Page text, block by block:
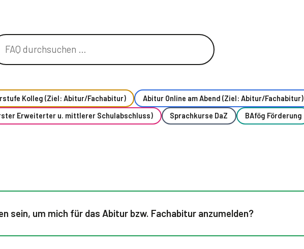
Kolleg (Ziel: Abitur/Fachabitur) Abitur Online am Abend (Ziel: Abitur/Fachabitur)
Erweiterter u. mittlerer Schulabschluss) Sprachkurse DaZ BAfög Förderung
sein, um mich für das Abitur bzw. Fachabitur anzumelden?